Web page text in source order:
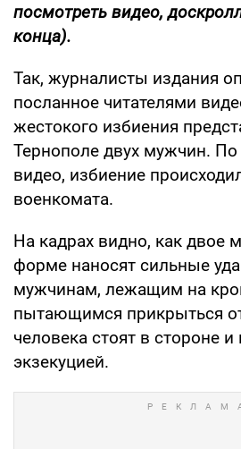
посмотреть видео,
конца).
Так, журналисты издания
посланное читателями
жестокого избиения
Тернополе двух мужчин.
видео, избиение
военкомата.
На кадрах видно, как двое
форме наносят сильные
мужчинам, лежащим на
пытающимся прикрыться
человека стоят в стороне
экзекуцией.